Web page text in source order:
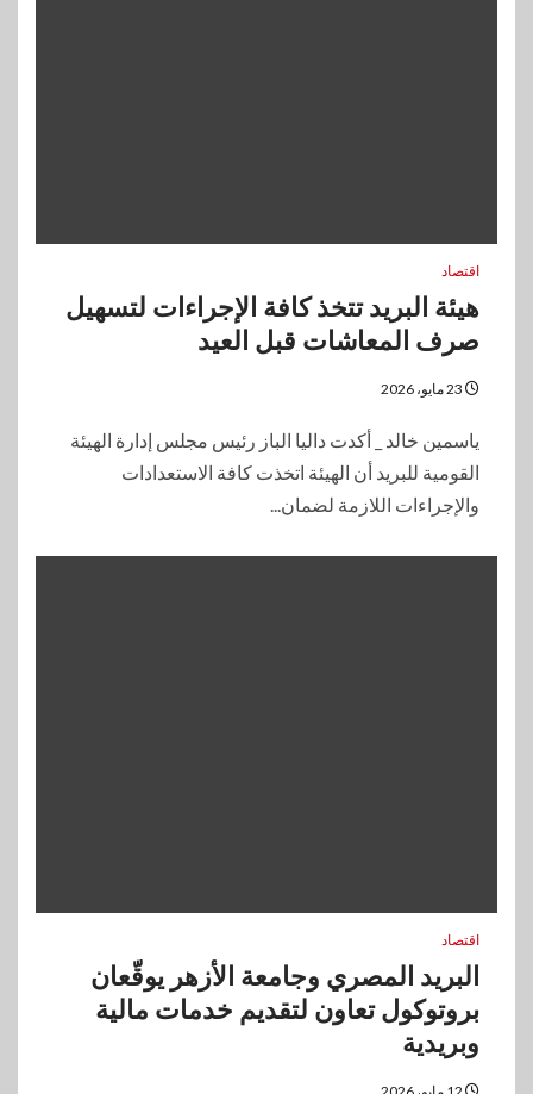
اقتصاد
هيئة البريد تتخذ كافة الإجراءات لتسهيل
صرف المعاشات قبل العيد
ياسمين خالد _ أكدت داليا الباز رئيس مجلس إدارة الهيئة
القومية للبريد أن الهيئة اتخذت كافة الاستعدادات
والإجراءات اللازمة لضمان...
اقتصاد
البريد المصري وجامعة الأزهر يوقّعان
بروتوكول تعاون لتقديم خدمات مالية
وبريدية